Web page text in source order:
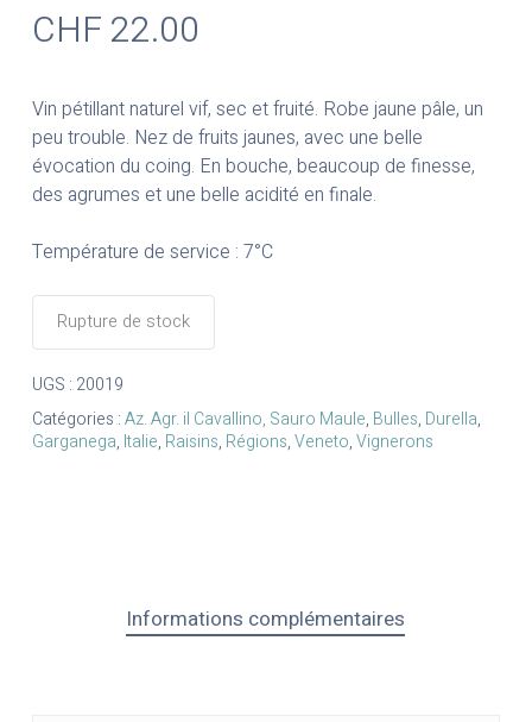
CHF 22.00
Vin pétillant naturel vif, sec et fruité. Robe jaune pâle, un
peu trouble. Nez de fruits jaunes, avec une belle
évocation du coing. En bouche, beaucoup de finesse,
des agrumes et une belle acidité en finale.
Température de service : 7°C
Rupture de stock
UGS : 20019
Catégories :Az. Agr. il Cavallino, Sauro Maule, Bulles, Durella,
Garganega, Italie, Raisins, Régions,Veneto,Vignerons
Informations complémentaires